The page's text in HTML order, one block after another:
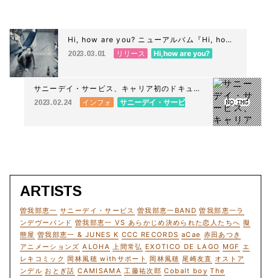
Hi, how are you? ニューアルバム『Hi, how
are you?』4月5日リリース決定!! アルバムに
2023.03.01 リリース Hi,how are you?
サニーデイ・サービス、キャリア初のドキュメ
ンタリー映画『ドキュメント サニーデイ・サ
2023.02.24 インフォ
サニーデイ・サービ
ARTISTS
曽我部恵一 サニーデイ・サービス 曽我部恵一BAND 曽我部恵一ラ
ンデヴーバンド 曽我部恵一 VS あらかじめ決められた恋人たちへ 擬
態屋 曽我部恵一 & JUNES K CCC RECORDS aCae 赤田あつき
アニメーションズ ALOHA 上間常弘 EXOTICO DE LAGO MGF エ
レキコミック 岡林風穂 withサポート 岡林風穂 尾崎友直 オストア
ンデル おとぎ話 CAMISAMA 工藤祐次郎 Cobalt boy The